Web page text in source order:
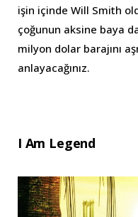
işin içinde Will Smith
çoğunun aksine baya
milyon dolar barajını
anlayacağınız.
I Am Legend